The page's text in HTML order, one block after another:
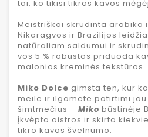
tai, ko tikisi tikras kavos
Meistriškai skrudinta arabika
Nikaragvos ir Brazilijos
natūraliam saldumui ir
vos 5 % robustos priduoda
malonios kreminės tekstūros.
Miko Dolce gimsta ten, kur
meile ir ilgamete patirtimi
šimtmečius – Miko būstinėje
įkvėpta aistros ir skirta
tikro kavos švelnumo.